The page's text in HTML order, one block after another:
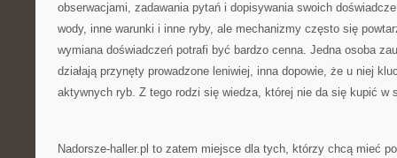
obserwacjami, zadawania pytań i dopisywania swoich
wody, inne warunki i inne ryby, ale mechanizmy często się
wymiana doświadczeń potrafi być bardzo cenna. Jedna osoba
działają przynęty prowadzone leniwiej, inna dopowie, że u niej
aktywnych ryb. Z tego rodzi się wiedza, której nie da się kupić w
Nadorsze-haller.pl to zatem miejsce dla tych, którzy chcą mieć